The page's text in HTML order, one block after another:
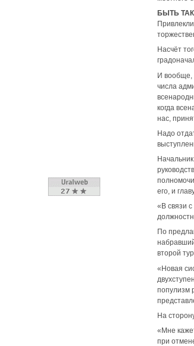
БЫТЬ
Насчёт
И вообще,
числа
когда
нас,
Надо
его, и
«В связи
По
второй
«Новая
популизм
На
«Мне
при